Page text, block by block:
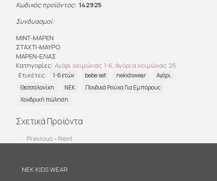
Κωδικός προϊόντος: 142925
Συνδυασμοί:
ΜΙΝΤ-ΜΑΡΕΝ
ΣΤΑΧΤΙ-ΜΑΥΡΟ
ΜΑΡΕΝ-ΕΛΙΑΣ
Κατηγορίες: Αγόρι χειμώνας 1-6, Αγόρια χειμώνας 25
Ετικέτες:
1-6 ετών bebe set nekidswear
Αγόρι
Θεσσαλονίκη
ΝΕΚ
Παιδικά Ρούχα Για Εμπόρους
Χονδρική πώληση
Σχετικά Προϊόντα
Previous- Next
NEK KIDS WEAR